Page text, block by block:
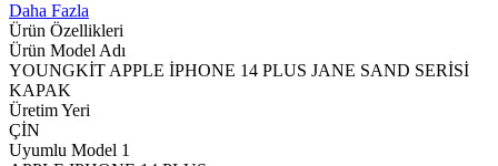
Daha Fazla
Ürün Özellikleri
Ürün Model Adı
YOUNGKİT APPLE İPHONE 14 PLUS JANE SAND SERİSİ
KAPAK
Üretim Yeri
ÇİN
Uyumlu Model 1